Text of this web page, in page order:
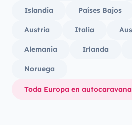
Islandia Países Bajos
Austria Italia
Alemania Irlanda
Noruega
Toda Europa en autocaravana